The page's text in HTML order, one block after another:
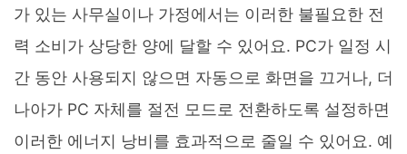
가 있는 사무실이나 가정에서는 이러한 불필요한 전
력 소비가 상당한 양에 달할 수 있어요. PC가 일정 시
간 동안 사용되지 않으면 자동으로 화면을 끄거나, 더
나아가 PC 자체를 절전 모드로 전환하도록 설정하면
이러한 에너지 낭비를 효과적으로 줄일 수 있어요. 예